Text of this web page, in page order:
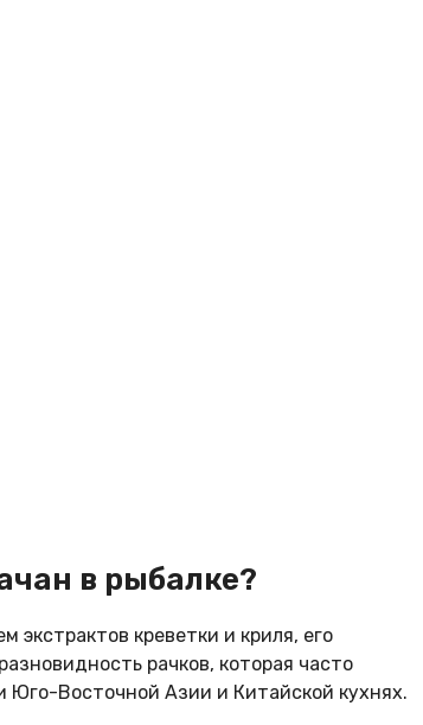
в рыбалке?
креветки и криля, его
рачков, которая часто
Юго-Восточной Азии и Китайской кухнях.